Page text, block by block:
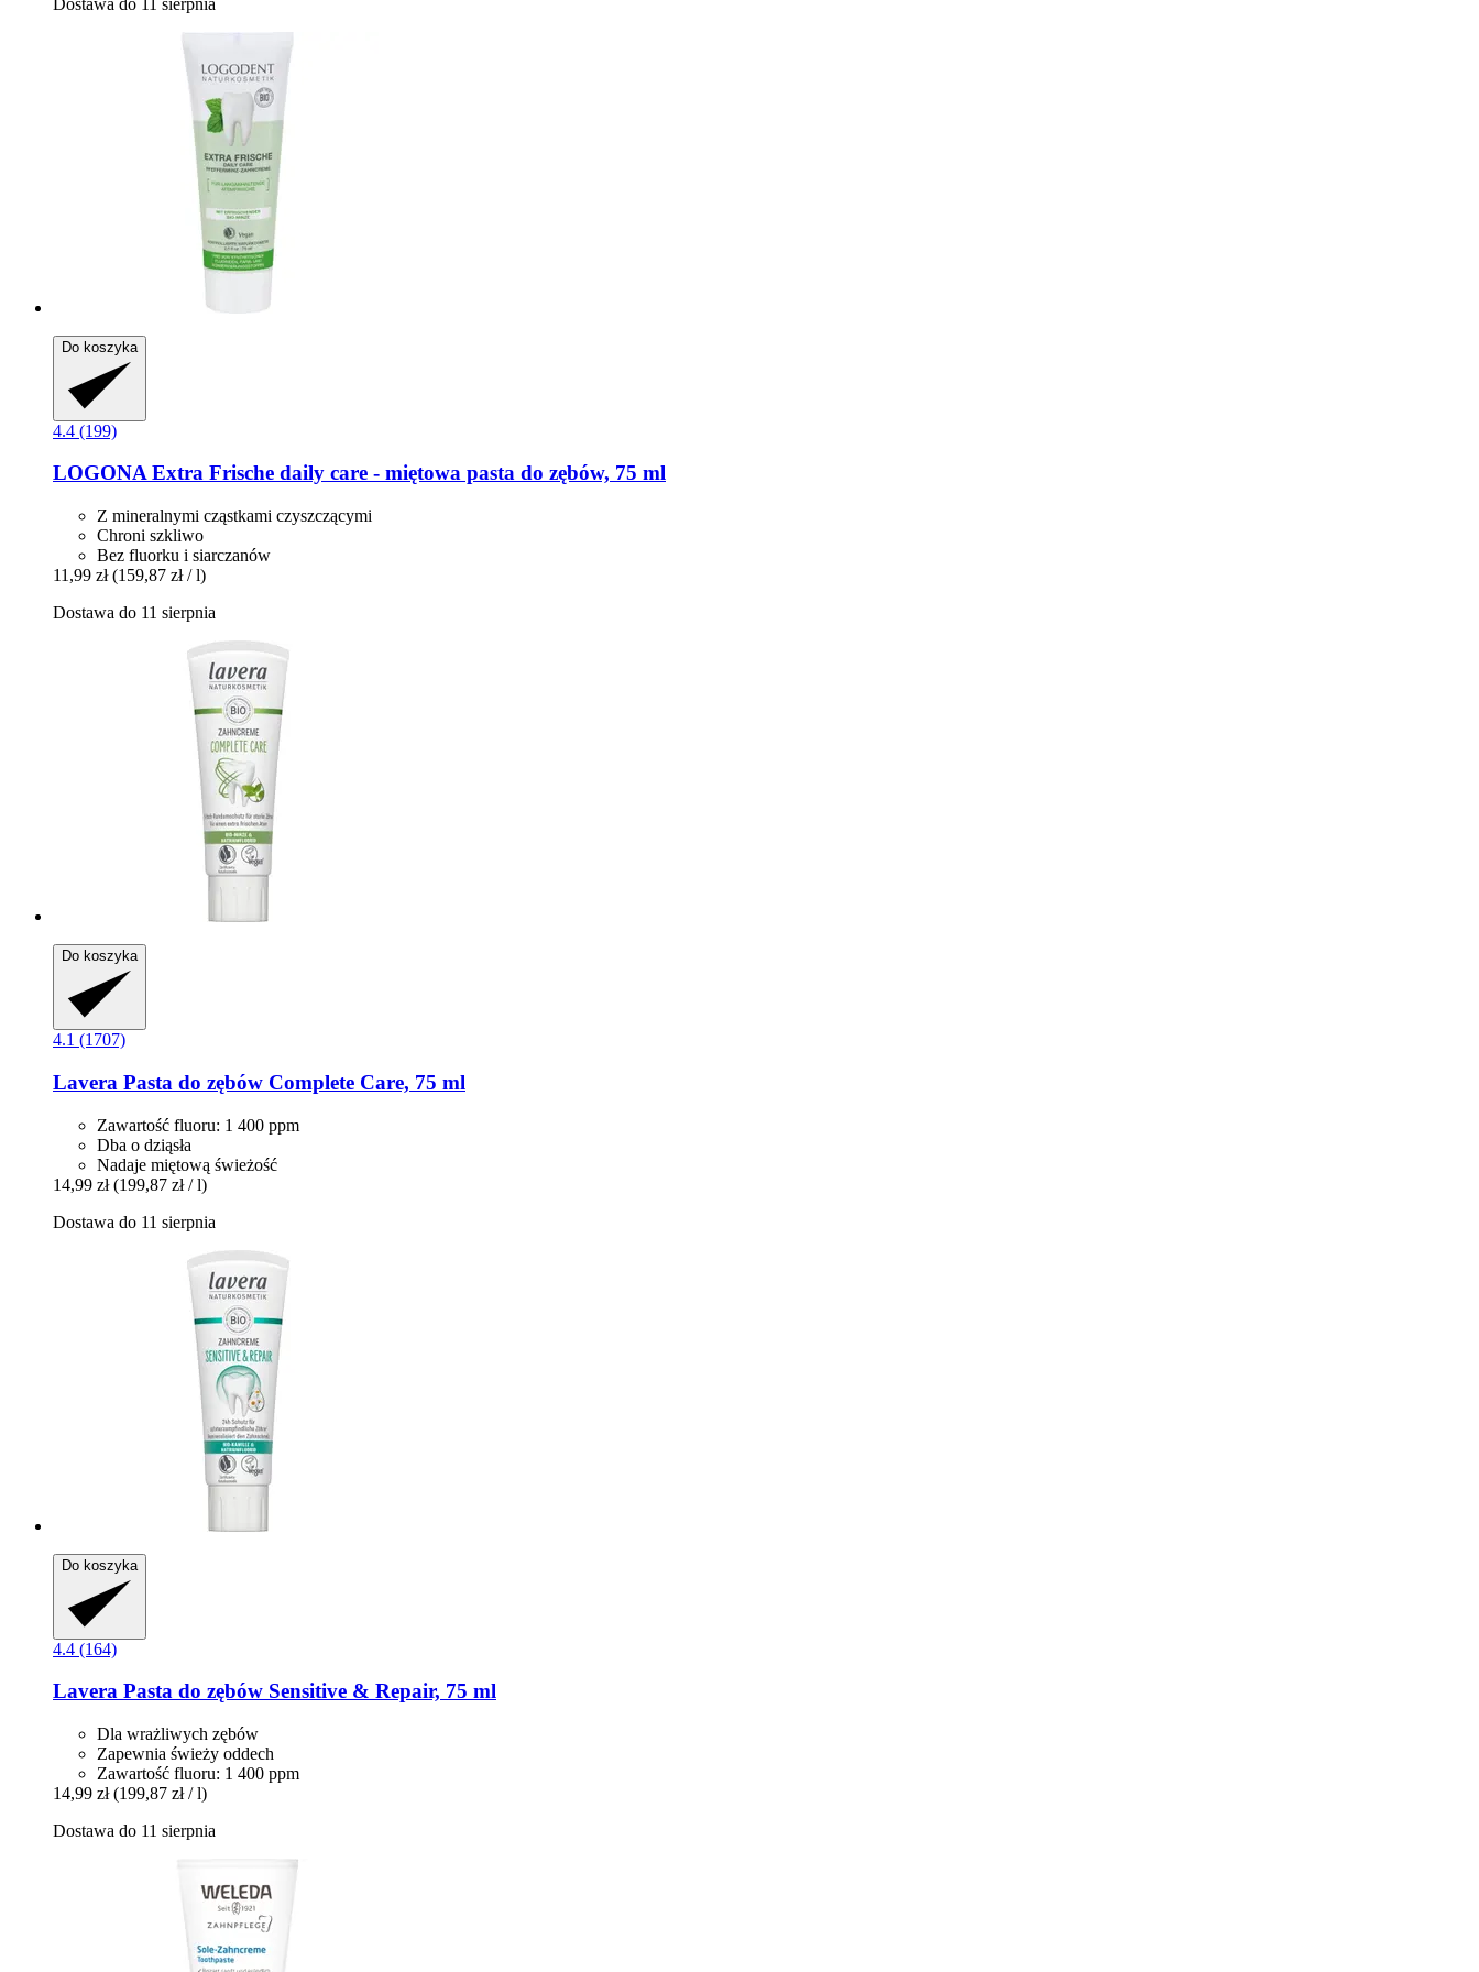
Do koszyka
4.4 (199)
LOGONAExtra Frische daily care -​ miętowa pasta do zębów, 75 ml
Z mineralnymi cząstkami czyszczącymi
Chroni szkliwo
Bez fluorku i siarczanów
11,99 zł (159,87 zł / l)
Dostawa do 11 sierpnia
Do koszyka
4.1 (1707)
Lavera Pasta do zębów Complete Care, 75 ml
Zawartość fluoru: 1 400 ppm
Dba o dziąsła
Nadaje miętową świeżość
14,99 zł (199,87 zł / l)
Dostawa do 11 sierpnia
Do koszyka
4.4 (164)
Lavera Pasta do zębów Sensitive & Repair, 75 ml
Dla wrażliwych zębów
Zapewnia świeży oddech
Zawartość fluoru: 1 400 ppm
14,99 zł (199,87 zł / l)
Dostawa do 11 sierpnia